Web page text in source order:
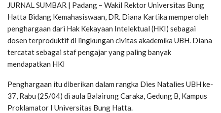
JURNAL SUMBAR | Padang – Wakil Rektor Universitas Bung
Hatta Bidang Kemahasiswaan, DR. Diana Kartika memperoleh
penghargaan dari Hak Kekayaan Intelektual (HKI) sebagai
dosen terproduktif di lingkungan civitas akademika UBH. Diana
tercatat sebagai staf pengajar yang paling banyak
mendapatkan HKI
Penghargaan itu diberikan dalam rangka Dies Natalies UBH ke-
37, Rabu (25/04) di aula Balairung Caraka, Gedung B, Kampus
Proklamator I Universitas Bung Hatta.